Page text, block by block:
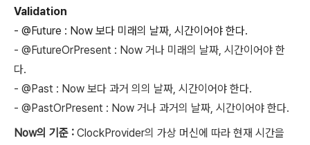
Validation
- @Future : Now 보다 미래의 날짜, 시간이어야 한다.
- @ FutureOrPresent : Now 거나 미래의 날짜, 시간이어야 한
다.
- @Past : Now 보다 과거 의의 날짜, 시간이어야 한다.
- @PastOrPresent : Now 거나 과거의 날짜, 시간이어야 한다.
Now의 기준 : ClockProvider의 가상 머신에 따라 현재 시간을